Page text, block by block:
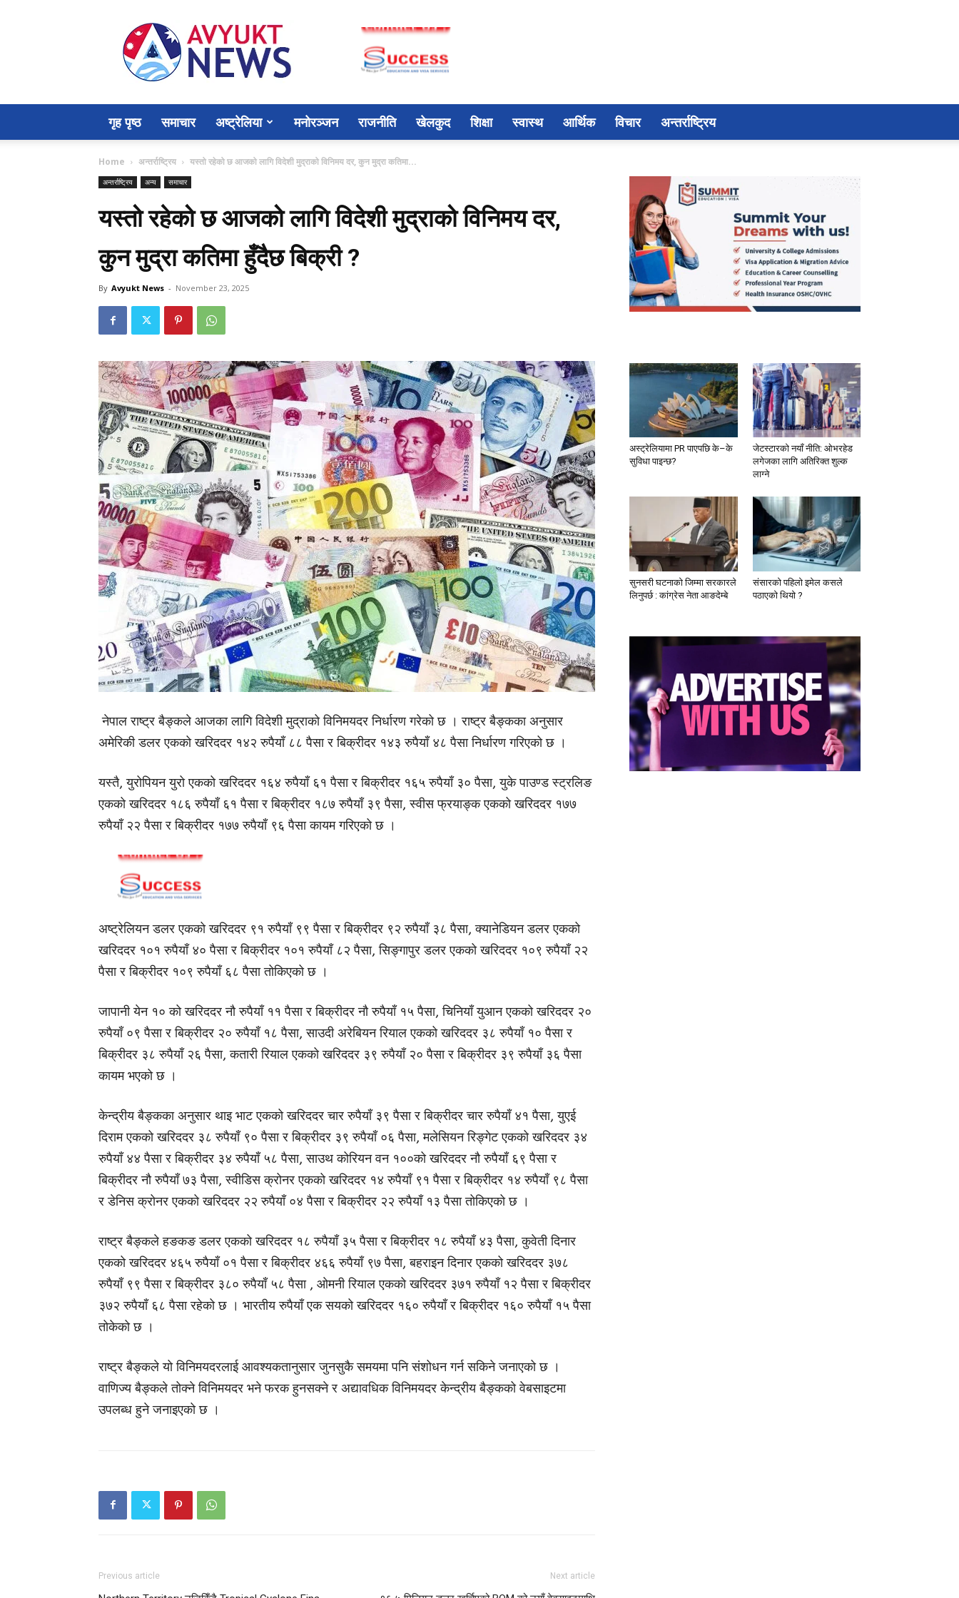
Avyukt
News
गृह पृष्ठ समाचार अष्ट्रेलिया मनोरञ्जन राजनीति खेलकुद शिक्षा स्वास्थ आर्थिक विचार अन्तर्राष्ट्रिय
Home अन्तर्राष्ट्रिय यस्तो रहेको छ आजको लागि विदेशी मुद्राको विनिमय दर, कुन मुद्रा कतिमा...
अन्तर्राष्ट्रिय अन्य समाचार
यस्तो रहेको छ आजको लागि विदेशी मुद्राको विनिमय दर,
कुन मुद्रा कतिमा हुँदैछ बिक्री ?
By Avyukt News - November 23, 2025
नेपाल राष्ट्र बैङ्कले आजका लागि विदेशी मुद्राको विनिमयदर निर्धारण गरेको छ । राष्ट्र बैङ्कका अनुसार
अमेरिकी डलर एकको खरिददर १४२ रुपैयाँ ८८ पैसा र बिक्रीदर १४३ रुपैयाँ ४८ पैसा निर्धारण गरिएको छ ।
यस्तै, युरोपियन युरो एकको खरिददर १६४ रुपैयाँ ६१ पैसा र बिक्रीदर १६५ रुपैयाँ ३० पैसा, युके पाउण्ड स्ट्रलिङ
एकको खरिददर १८६ रुपैयाँ ६१ पैसा र बिक्रीदर १८७ रुपैयाँ ३९ पैसा, स्वीस फ्रयाङ्क एकको खरिददर १७७
रुपैयाँ २२ पैसा र बिक्रीदर १७७ रुपैयाँ ९६ पैसा कायम गरिएको छ ।
अष्ट्रेलियन डलर एकको खरिददर ९१ रुपैयाँ ९९ पैसा र बिक्रीदर ९२ रुपैयाँ ३८ पैसा, क्यानेडियन डलर एकको
खरिददर १०१ रुपैयाँ ४० पैसा र बिक्रीदर १०१ रुपैयाँ ८२ पैसा, सिङ्गापुर डलर एकको खरिददर १०९ रुपैयाँ २२
पैसा र बिक्रीदर १०९ रुपैयाँ ६८ पैसा तोकिएको छ ।
जापानी येन १० को खरिददर नौ रुपैयाँ ११ पैसा र बिक्रीदर नौ रुपैयाँ १५ पैसा, चिनियाँ युआन एकको खरिददर २०
रुपैयाँ ०९ पैसा र बिक्रीदर २० रुपैयाँ १८ पैसा, साउदी अरेबियन रियाल एकको खरिददर ३८ रुपैयाँ १० पैसा र
बिक्रीदर ३८ रुपैयाँ २६ पैसा, कतारी रियाल एकको खरिददर ३९ रुपैयाँ २० पैसा र बिक्रीदर ३९ रुपैयाँ ३६ पैसा
कायम भएको छ ।
केन्द्रीय बैङ्कका अनुसार थाइ भाट एकको खरिददर चार रुपैयाँ ३९ पैसा र बिक्रीदर चार रुपैयाँ ४१ पैसा, युएई
दिराम एकको खरिददर ३८ रुपैयाँ ९० पैसा र बिक्रीदर ३९ रुपैयाँ ०६ पैसा, मलेसियन रिङ्गेट एकको खरिददर ३४
रुपैयाँ ४४ पैसा र बिक्रीदर ३४ रुपैयाँ ५८ पैसा, साउथ कोरियन वन १००को खरिददर नौ रुपैयाँ ६९ पैसा र
बिक्रीदर नौ रुपैयाँ ७३ पैसा, स्वीडिस क्रोनर एकको खरिददर १४ रुपैयाँ ९१ पैसा र बिक्रीदर १४ रुपैयाँ ९८ पैसा
र डेनिस क्रोनर एकको खरिददर २२ रुपैयाँ ०४ पैसा र बिक्रीदर २२ रुपैयाँ १३ पैसा तोकिएको छ ।
राष्ट्र बैङ्कले हङकङ डलर एकको खरिददर १८ रुपैयाँ ३५ पैसा र बिक्रीदर १८ रुपैयाँ ४३ पैसा, कुवेती दिनार
एकको खरिददर ४६५ रुपैयाँ ०१ पैसा र बिक्रीदर ४६६ रुपैयाँ ९७ पैसा, बहराइन दिनार एकको खरिददर ३७८
रुपैयाँ ९९ पैसा र बिक्रीदर ३८० रुपैयाँ ५८ पैसा , ओमनी रियाल एकको खरिददर ३७१ रुपैयाँ १२ पैसा र बिक्रीदर
३७२ रुपैयाँ ६८ पैसा रहेको छ । भारतीय रुपैयाँ एक सयको खरिददर १६० रुपैयाँ र बिक्रीदर १६० रुपैयाँ १५ पैसा
तोकेको छ ।
राष्ट्र बैङ्कले यो विनिमयदरलाई आवश्यकतानुसार जुनसुकै समयमा पनि संशोधन गर्न सकिने जनाएको छ ।
वाणिज्य बैङ्कले तोक्ने विनिमयदर भने फरक हुनसक्ने र अद्यावधिक विनिमयदर केन्द्रीय बैङ्कको वेबसाइटमा
उपलब्ध हुने जनाइएको छ ।
Previous article Next article
अस्ट्रेलियामा PR पाएपछि के–के
सुविधा पाइन्छ?
जेटस्टारको नयाँ नीति: ओभरहेड
लगेजका लागि अतिरिक्त शुल्क
लाग्ने
सुनसरी घटनाको जिम्मा सरकारले
लिनुपर्छ : कांग्रेस नेता आङदेम्बे
संसारको पहिलो इमेल कसले
पठाएको थियो ?